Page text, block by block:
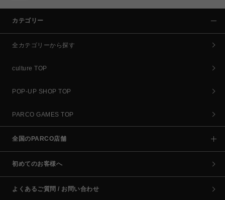
カテゴリー
全カテゴリーから探す
culture TOP
POP-UP SHOP TOP
PARCO GAMES TOP
全国のPARCO店舗
初めてのお客様へ
よくあるご質問 / お問い合わせ